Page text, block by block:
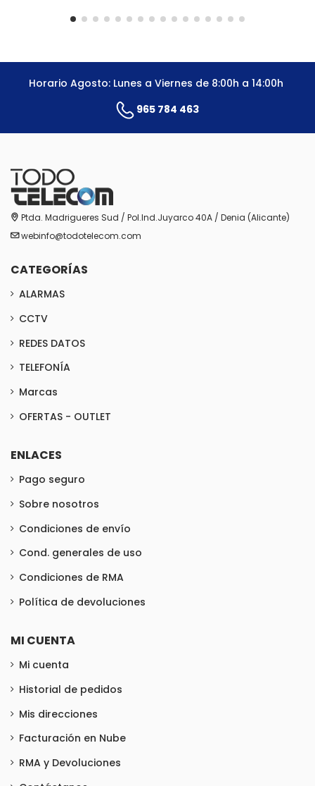
Horario Agosto: Lunes a Viernes de 8:00h a 14:00h
965 784 463
Ptda. Madrigueres Sud / Pol.Ind.Juyarco 40A / Denia (Alicante)
webinfo@todotelecom.com
CATEGORÍAS
ALARMAS
CCTV
REDES DATOS
TELEFONÍA
Marcas
OFERTAS - OUTLET
ENLACES
Pago seguro
Sobre nosotros
Condiciones de envío
Cond. generales de uso
Condiciones de RMA
Política de devoluciones
MI CUENTA
Mi cuenta
Historial de pedidos
Mis direcciones
Facturación en Nube
RMA y Devoluciones